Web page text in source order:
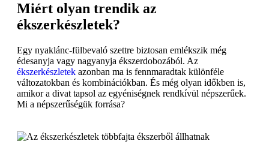
Miért olyan trendik az
ékszerkészletek?
Egy nyaklánc-fülbevaló szettre biztosan emlékszik még
édesanyja vagy nagyanyja ékszerdobozából. Az
ékszerkészletek azonban ma is fennmaradtak különféle
változatokban és kombinációkban. És még olyan időkben is,
amikor a divat tapsol az egyéniségnek rendkívül népszerűek.
Mi a népszerűségük forrása?